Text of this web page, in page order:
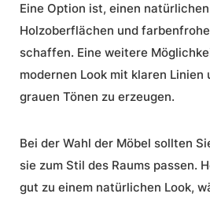
Eine Option ist, einen
Holzoberflächen und
schaffen. Eine weitere
modernen Look mit klaren Linien
grauen Tönen zu erzeugen.
Bei der Wahl der Möbel sollten
sie zum Stil des Raums passen.
gut zu einem natürlichen Look,